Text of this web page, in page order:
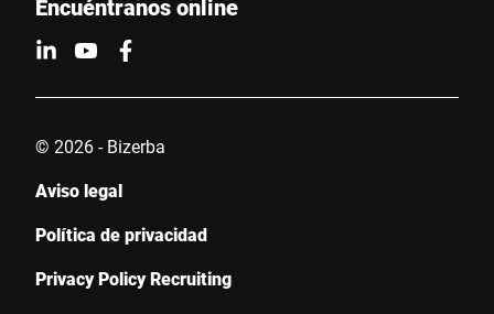
Encuéntranos online
© 2026 - Bizerba
Aviso legal
Política de privacidad
Privacy Policy Recruiting